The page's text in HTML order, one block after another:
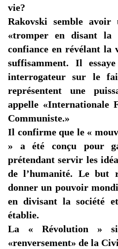
vie?
Rakovski semble
«tromper en disant la
confiance en révélant la
suffisamment. Il
interrogateur sur le
représentent une
appelle «Internationale
Communiste.»
Il confirme que le «
» a été conçu pour
prétendant servir les
de l’humanité. Le but
donner un pouvoir
en divisant la société
établie.
La « Révolution »
«renversement» de la